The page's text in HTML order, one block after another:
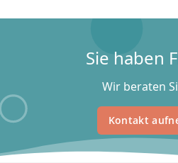
Sie haben
Wir beraten
Kontakt